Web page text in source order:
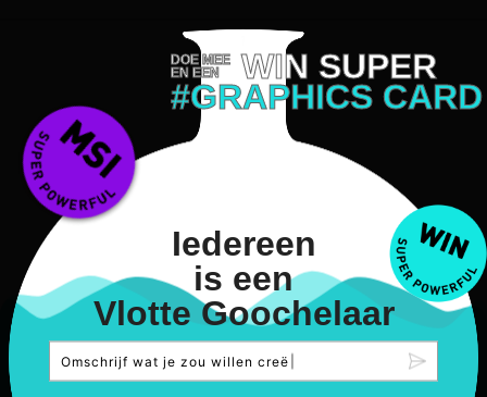
Iedereen
is een
Vlotte Goochelaar
Omsc hrijf wat je zou wi l len c reë
DOE MEE
EN EEN
WIN SUPER
#GRAPHICS CARD